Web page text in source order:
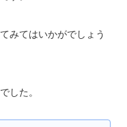
みてはいかがでしょう
した。